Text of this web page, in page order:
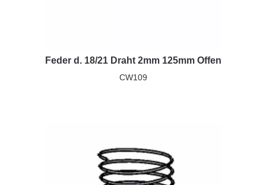
Feder d. 18/21 Draht 2mm 125mm Offen
CW109